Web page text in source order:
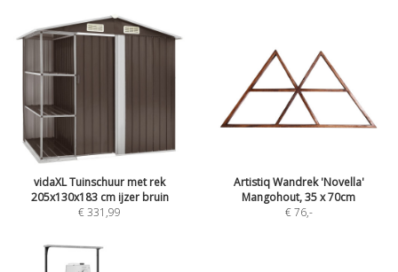
vidaXL Tuinschuur met rek
205x130x183 cm ijzer bruin
€ 331,99
Artistiq Wandrek 'Novella'
Mangohout, 35 x 70cm
€ 76,-